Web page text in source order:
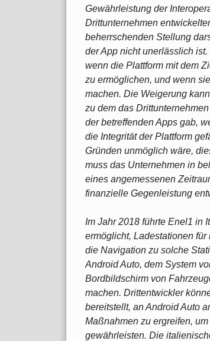
Gewährleistung der
Drittunternehmen
beherrschenden Stellung
der App nicht unerlässlich
wenn die Plattform mit dem
zu ermöglichen, und wenn
machen. Die Weigerung
zu dem das
der betreffenden Apps gab,
die Integrität der Plattform
Gründen unmöglich wäre,
muss das Unternehmen in
eines angemessenen
finanzielle Gegenleistung
Im Jahr 2018 führte Enel1 in
ermöglicht, Ladestationen
die Navigation zu solche
Android Auto, dem System
Bordbildschirm von
machen. Drittentwickler
bereitstellt, an Android Auto
Maßnahmen zu ergreifen,
gewährleisten. Die